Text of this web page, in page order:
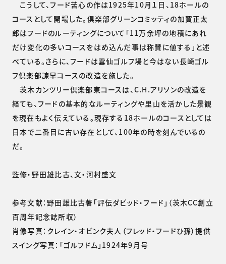
こうして、フード苦心の作は1925年10月１日、18ホールの
コースとして開場した。倶楽部グリーンコミッティの加賀正太
郎はフードのルーティングについて「11万余坪の地積にあれ
だけ変化の多いコースをはめ込んだ事は称賛に値する」と述
べている。さらに、フードは雲仙ゴルフ場と今はない長崎ゴル
フ倶楽部諫早コースの改造を施した。
茨木カンツリー倶楽部東コースは、C.H.アリソンの改造を
経ても、フードの基本的なルーティングや里山を活かした景観
を現在もよく伝えている。現存する18ホールのコースとしては
日本で二番目に古い存在として、100年の時を刻んでいるの
だ。
監修・野田雄比古、文・河村盛文
参考文献：野田雄比古著「評伝ダビッド・フード」（茨木CC創立
百周年記念誌所収）
肖像写真：クレイン・オビンク夫人（フレッド・フードひ孫）提供
スイング写真：「ゴルフドム」1924年9月号